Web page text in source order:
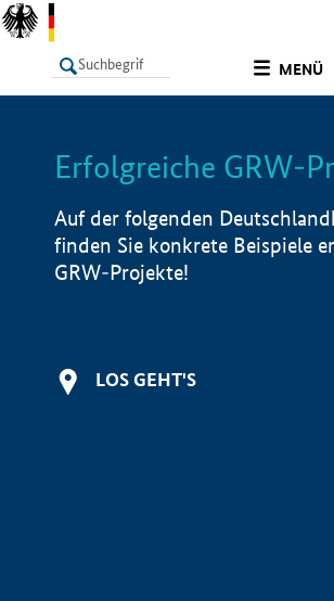
MENÜ
LISTE
Erfolgreiche GRW-
Auf der folgenden
finden Sie konkrete Beispiele
GRW-Projekte!
LOS GEHT'S